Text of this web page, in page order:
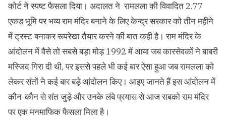
कोर्ट ने स्पष्ट फैसला दिया। अदालत ने रामलला की विवादित 2.77
एकड़ भूमि पर भव्य राम मंदिर बनाने के लिए केन्द्र सरकार को तीन महीने
में ट्रस्ट बनाकर रूपरेखा तैयार करने की बात कही है। राम मंदिर के
आंदोलन में वैसे तो सबसे बड़ा मोड़ 1992 में आया जब कारसेवकों ने बाबरी
मस्जिद गिरा दी थी, पर इससे पहले भी कई बार ऐसा हुआ जब रामलला को
लेकर संतों ने कई बार बड़े आंदोलन किए। आइए जानते हैं इस आंदोलन में
कौन-कौन से संत जुड़े और उनके लंबे प्रयास से आज सबको राम मंदिर
पर एक मनमाफिक फैसला मिला है।